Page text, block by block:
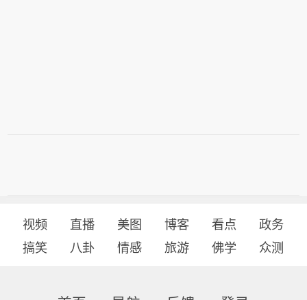
视频 直播 美图 博客 看点
政务
搞笑
八卦 情感 旅游 佛学 众测